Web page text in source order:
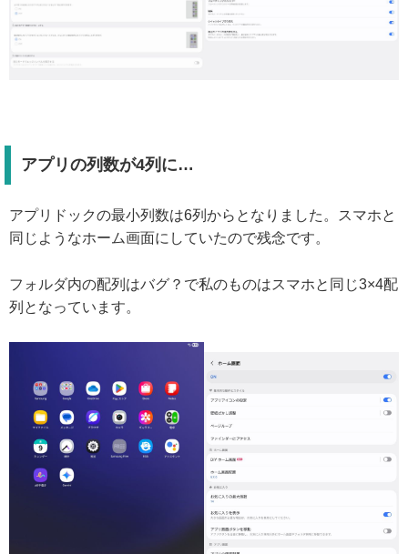
アプリの列数が4列に…
アプリドックの最小列数は6列からとなりました。スマホと
同じようなホーム画面にしていたので残念です。
フォルダ内の配列はバグ？で私のものはスマホと同じ3×4配
列となっています。